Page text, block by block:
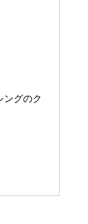
ングのク